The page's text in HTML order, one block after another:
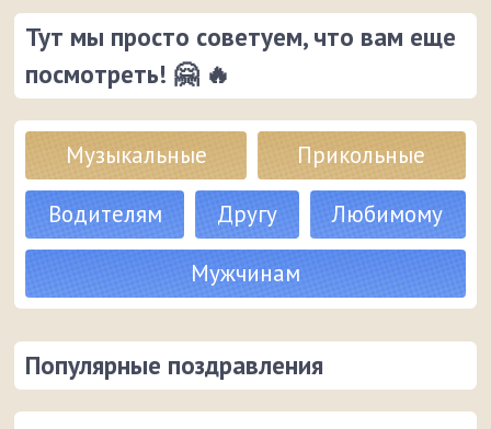
Тут мы просто советуем, что вам еще
посмотреть! 🤗 🔥
Музыкальные
Прикольные
Водителям
Другу
Любимому
Мужчинам
Популярные поздравления